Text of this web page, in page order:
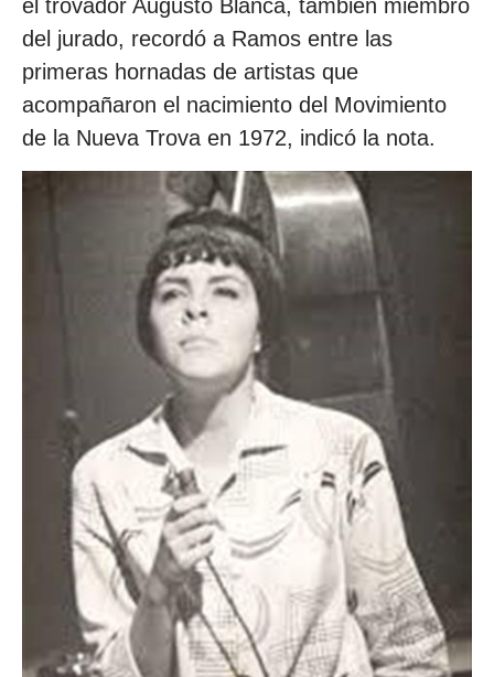
el trovador Augusto Blanca, también miembro
del jurado, recordó a Ramos entre las
primeras hornadas de artistas que
acompañaron el nacimiento del Movimiento
de la Nueva Trova en 1972, indicó la nota.